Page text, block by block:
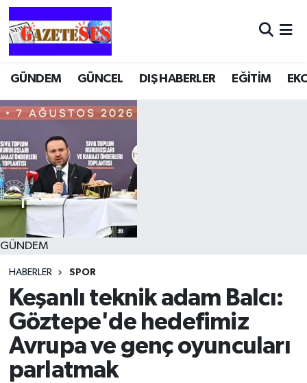
GÜNDEM GÜNCEL DIŞ HABERLER EĞİTİM
GÜNDEM
HABERLER SPOR
Keşanlı teknik adam Balcı:
Göztepe'de hedefimiz
Avrupa ve genç oyuncuları
parlatmak